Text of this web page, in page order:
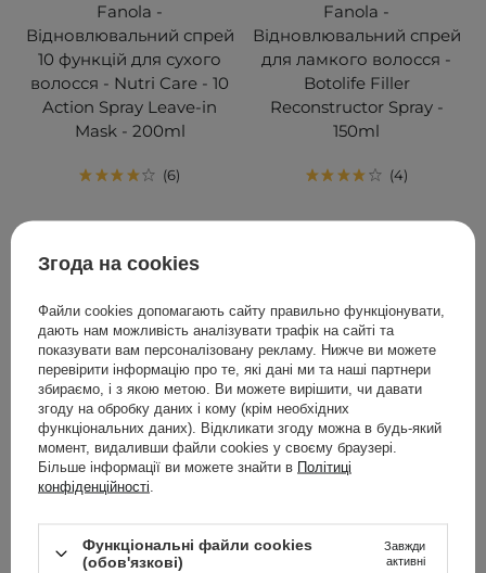
Fanola -
Відновлювальний спрей
10 функцій для сухого
волосся - Nutri Care - 10
Action Spray Leave-in
Mask - 200ml
6
399,00 ГРН
ДОДАТИ ДО КОШИКА
Fanola -
Відновлювальний спрей
для ламкого волосся -
Botolife Filler
Reconstructor Spray -
150ml
4
319,00 ГРН
Olaplex - No. 5 Bond Olaplex – Інтенсивний
Згода на cookies
Файли cookies допомагають сайту правильно функціонувати,
дають нам можливість аналізувати трафік на сайті та
показувати вам персоналізовану рекламу. Нижче ви можете
перевірити інформацію про те, які дані ми та наші партнери
збираємо, і з якою метою. Ви можете вирішити, чи давати
згоду на обробку даних і кому (крім необхідних
функціональних даних). Відкликати згоду можна в будь-який
момент, видаливши файли cookies у своєму браузері.
Більше інформації ви можете знайти в Політиці
конфіденційності
Функціональні файли cookies
(обов'язкові)
Завжди
активні